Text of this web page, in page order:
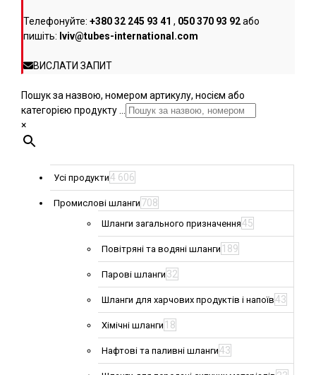
Телефонуйте: +380 32 245 93 41 , 050 370 93 92або
пишіть: lviv@tubes-international.com
ВИСЛАТИ ЗАПИТ
Пошук за назвою, номером артикулу, носієм або
категорією продукту ...
×
Усі продукти4 606
Промислові шланги 708
Шланги загального призначення45
Повітряні та водяні шланги 189
Парові шланги 32
Шланги для харчових продуктів і напоїв43
Хімічні шланги 18
Нафтові та паливні шланги43